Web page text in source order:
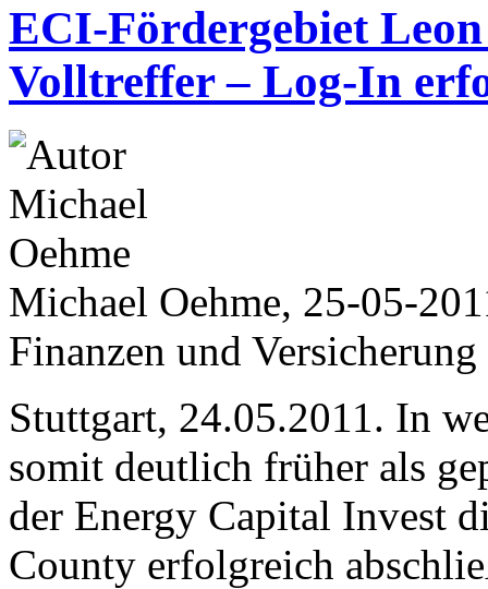
ECI-Fördergebiet
Volltreffer – Log-In
Michael Oehme, 25-05-
Finanzen und Versicherung
Stuttgart, 24.05.2011. In
somit deutlich früher als
der Energy Capital Invest
County erfolgreich